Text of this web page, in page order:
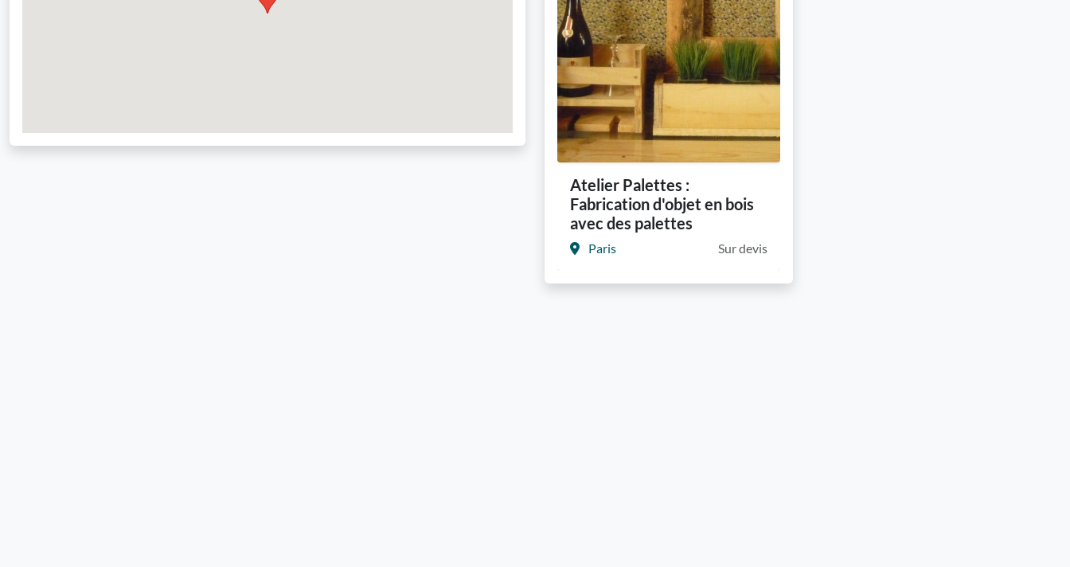
Atelier Palettes :
Fabrication d'objet en bois
avec des palettes
Paris Sur devis